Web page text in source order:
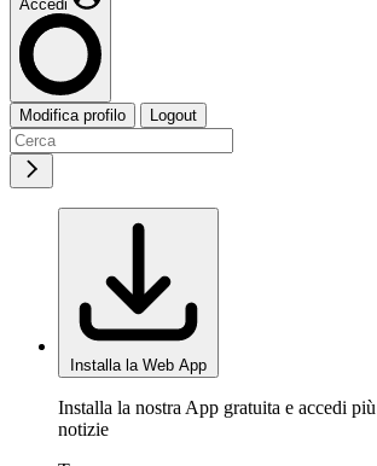
Accedi
Modifica profilo Logout
Installa la Web App
Installa la nostra App gratuita e accedi
notizie